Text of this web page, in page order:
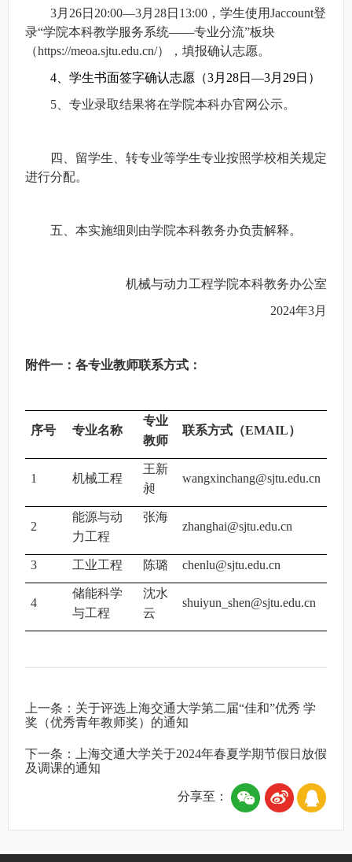
3月26日20:00—3月28日13:00，学生使用Jaccount登
录“学院本科教学服务系统——专业分流”板块
（https://meoa.sjtu.edu.cn/），填报确认志愿。
4 、学生书面签字确认志愿（3月28日—3月29日）
5 、专业录取结果将在学院本科办官网公示。
四、留学生、转专业等学生专业按照学校相关规定
进行分配。
五、本实施细则由学院本科教务办负责解释。
机械与动力工程学院本科教务办公室
2024年3月
附件一：各专业教师联系方式：
序号 专业名称
专业
教师
联系方式（EMAIL）
1 机械工程
王新
昶
wangxinchang@sjtu.edu.cn
2
能源与动
力工程
张海
zhanghai@sjtu.edu.cn
3 工业工程 陈璐 chenlu@sjtu.edu.cn
4
储能科学
与工程
沈水
云
shuiyun_shen@sjtu.edu.cn
上一条： 关于评选上海交通大学第二届“佳和”优秀 学
奖（优秀青年教师奖）的通知
下一条：
上海交通大学关于2024年春夏学期节假日放假
及调课的通知
分享至：